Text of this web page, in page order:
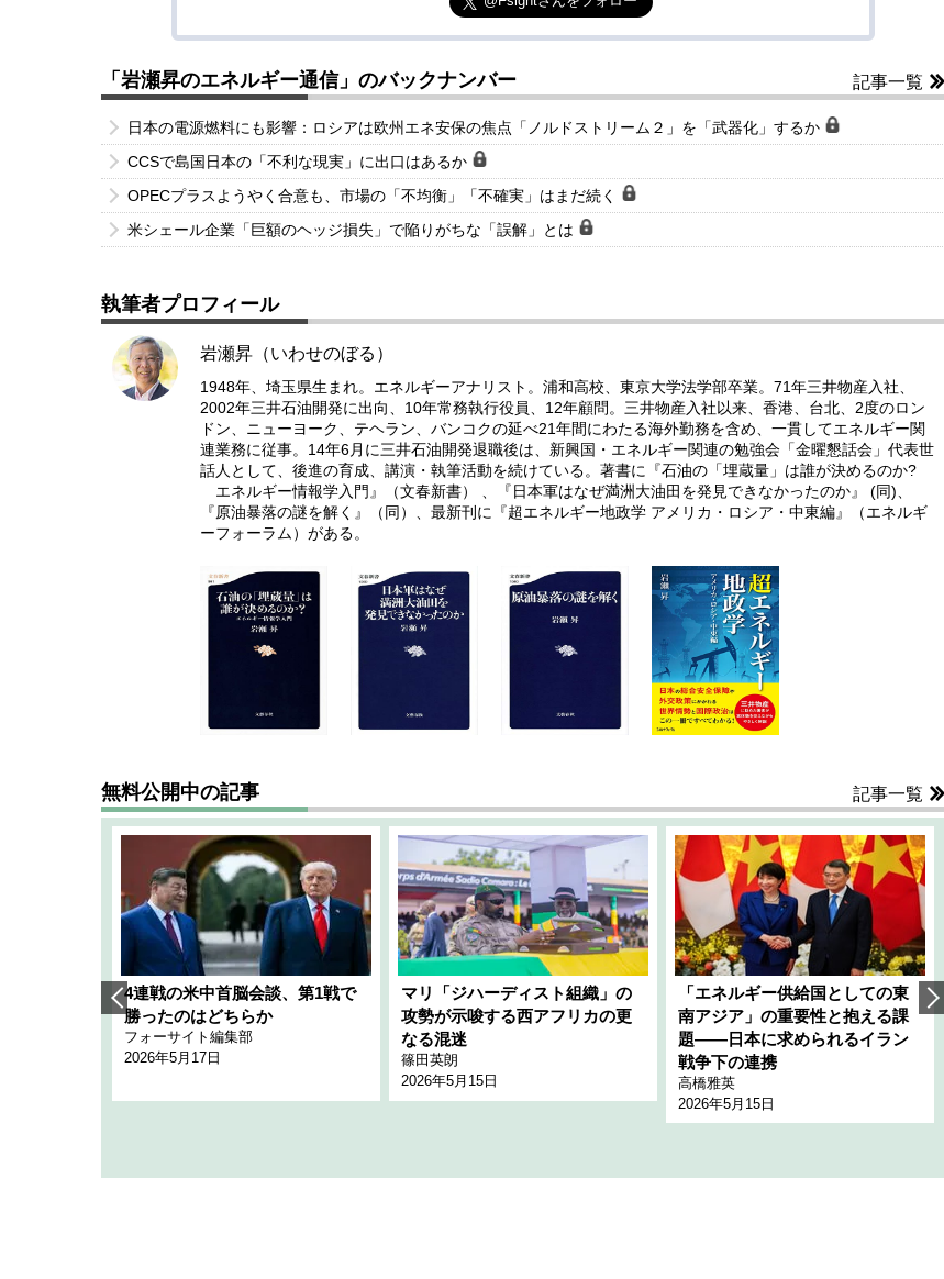
「岩瀬昇のエネルギー通信」のバックナンバー 記事一覧
日本の電源燃料にも影響：ロシアは欧州エネ安保の焦点「ノルドストリーム２」を「武器化」するか
CCSで島国日本の「不利な現実」に出口はあるか
OPECプラスようやく合意も、市場の「不均衡」「不確実」はまだ続く
米シェール企業「巨額のヘッジ損失」で陥りがちな「誤解」とは
執筆者プロフィール
岩瀬昇（いわせのぼる）
1948年、埼玉県生まれ。エネルギーアナリスト。浦和高校、東京大学法学部卒業。71年三井物産入社、
2002年三井石油開発に出向、10年常務執行役員、12年顧問。三井物産入社以来、香港、台北、2度のロン
ドン、ニューヨーク、テヘラン、バンコクの延べ21年間にわたる海外勤務を含め、一貫してエネルギー関
連業務に従事。14年6月に三井石油開発退職後は、新興国・エネルギー関連の勉強会「金曜懇話会」代表世
話人として、後進の育成、講演・執筆活動を続けている。著書に『石油の「埋蔵量」は誰が決めるのか?
エネルギー情報学入門』（文春新書） 、『日本軍はなぜ満洲大油田を発見できなかったのか』 (同)、
『原油暴落の謎を解く』（同）、最新刊に『超エネルギー地政学 アメリカ・ロシア・中東編』（エネルギ
ーフォーラム）がある。
無料公開中の記事 記事一覧
4連戦の米中首脳会談、第1戦で
勝ったのはどちらか
フォーサイト編集部
2026年5月17日
マリ「ジハーディスト組織」の
攻勢が示唆する西アフリカの更
なる混迷
篠田英朗
2026年5月15日
「エネルギー供給国としての東
南アジア」の重要性と抱える課
題――日本に求められるイラン
戦争下の連携
高橋雅英
2026年5月15日